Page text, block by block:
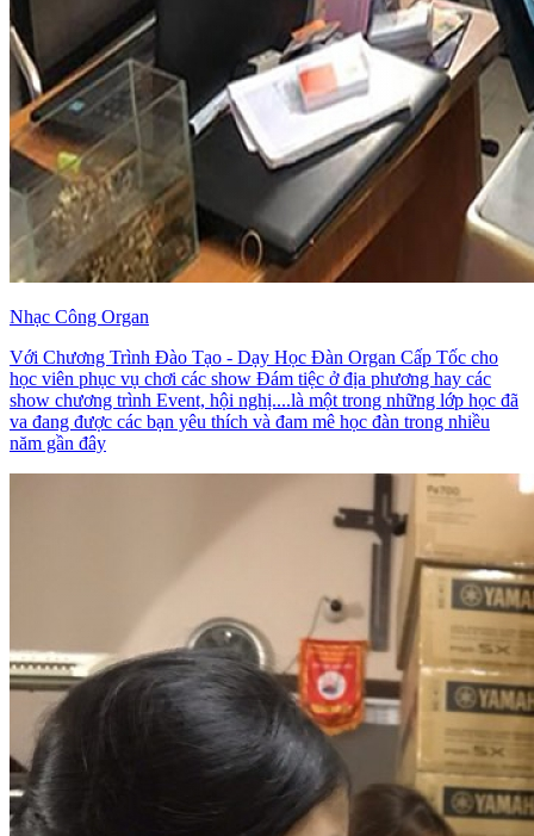
Nhạc Công Organ
Với Chương Trình Đào Tạo - Dạy Học Đàn Organ Cấp Tốc cho
học viên phục vụ chơi các show Đám tiệc ở địa phương hay các
show chương trình Event, hội nghị....là một trong những lớp học đã
va đang được các bạn yêu thích và đam mê học đàn trong nhiều
năm gần đây